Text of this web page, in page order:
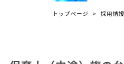
トップページ > 採用情報